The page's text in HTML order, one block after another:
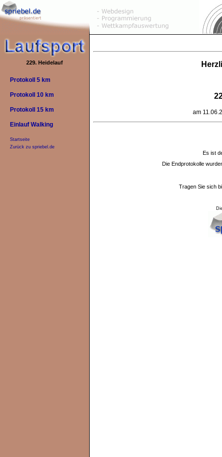
229. Heidelauf
Protokoll 5 km
Protokoll 10 km
Protokoll 15 km
Einlauf Walking
Startseite
Zurück zu spriebel.de
am
Es ist
Die Endprotokolle
Tragen Sie sich